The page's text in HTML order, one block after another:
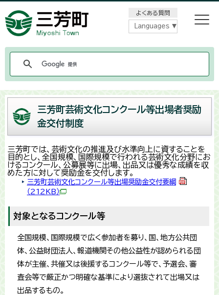
よくある質問
Languages
三芳町芸術文化コンクール等出場者奨励
金交付制度
三芳町では、芸術文化の推進及び水準向上に資することを
目的とし、全国規模、国際規模で行われる芸術文化分野にお
けるコンクール、公募展等に出場、出品又は優秀な成績を収
めた方に対して奨励金を交付します。
三芳町芸術文化コンクール等出場奨励金交付要綱
（212KB）
対象となるコンクール等
全国規模、国際規模で広く参加者を募り、国、地方公共団
体、公益財団法人、報道機関その他公益性が認められる団
体が主催、共催又は後援するコンクール等で、予選会、審
査会等で厳正かつ明確な基準により選抜されて出場又は
出品するもの。